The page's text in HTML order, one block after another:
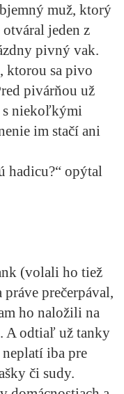
muž, ktorý
jeden z
pivný vak.
ktorou sa pivo
pivárňou už
s niekoľkými
im stačí ani
hadicu?“ opýtal
(volali ho tiež
prečerpával,
ho naložili na
A odtiaľ už tanky
iba pre
či sudy.